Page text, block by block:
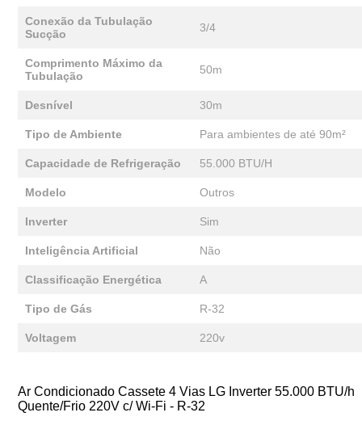
Conexão da Tubulação
Sucção
3/4
Comprimento Máximo da
Tubulação
50m
Desnível 30m
Tipo de Ambiente Para ambientes de até 90m²
Capacidade de Refrigeração 55.000 BTU/H
Modelo Outros
Inverter Sim
Inteligência Artificial Não
Classificação Energética A
Tipo de Gás R-32
Voltagem 220v
Ar Condicionado Cassete 4 Vias LG Inverter 55.000 BTU/h
Quente/Frio 220V c/ Wi-Fi - R-32